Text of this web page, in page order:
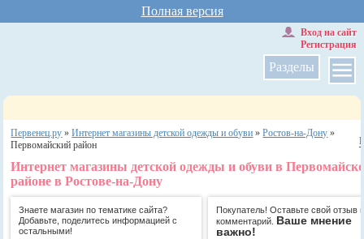
Полная версия
Разделы
Вход на сайт
Регистрация
Первенец.ру »Интернет магазины детской одежды и обуви »Ростов-на-Дону »
Первомайский район
Интернет магазины детской одежды и обуви в
районе в Ростове-на-Дону
Знаете магазин по тематике сайта?
Добавьте, поделитесь информацией с
остальными!
Покупатель! Оставьте свой отзыв и
комментарий. Ваше мнение
важно!